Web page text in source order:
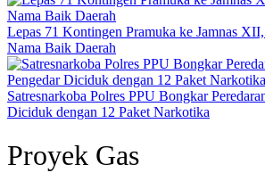
Lepas 71 Kontingen Pramuka ke Jamnas
Nama Baik Daerah
Satresnarkoba Polres PPU Bongkar
Diciduk dengan 12 Paket Narkotika
Proyek Gas